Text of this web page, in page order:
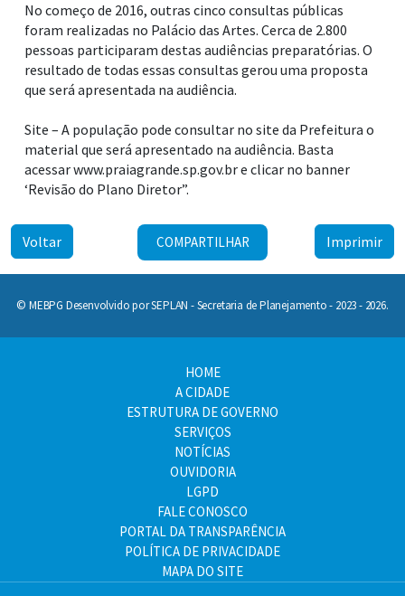
No começo de 2016, outras cinco consultas públicas
foram realizadas no Palácio das Artes. Cerca de 2.800
pessoas participaram destas audiências preparatórias. O
resultado de todas essas consultas gerou uma proposta
que será apresentada na audiência.
Site – A população pode consultar no site da Prefeitura o
material que será apresentado na audiência. Basta
acessar www.praiagrande.sp.gov.br e clicar no banner
‘Revisão do Plano Diretor”.
Voltar COMPARTILHAR Imprimir
© MEBPG Desenvolvido por SEPLAN - Secretaria de Planejamento - 2023 - 2026.
HOME
A CIDADE
ESTRUTURA DE GOVERNO
SERVIÇOS
NOTÍCIAS
OUVIDORIA
LGPD
FALE CONOSCO
PORTAL DA TRANSPARÊNCIA
POLÍTICA DE PRIVACIDADE
MAPA DO SITE